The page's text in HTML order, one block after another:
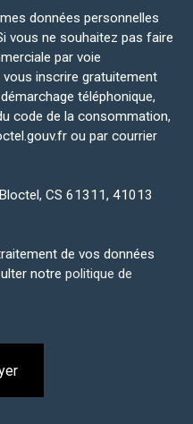
données personnelles
vous ne souhaitez pas faire
par voie
inscrire gratuitement
téléphonique,
code de la consommation,
ou par courrier
CS 61311, 41013
de vos données
notre politique de